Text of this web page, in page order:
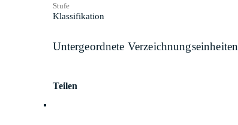
Stufe
Klassifikation
Untergeordnete Verzeichnungseinheiten
Teilen